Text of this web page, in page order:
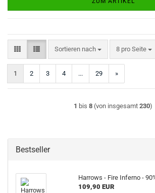
Sortieren nach
Sortieren nach 8 pro Seite
pro Seite
1 2 3 4 ... 29 »
1 bis 8 (von insgesamt 230)
Bestseller
Harrows - Fire Inferno -
109,90 EUR